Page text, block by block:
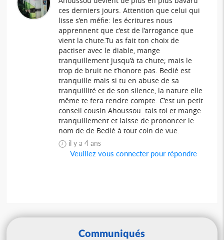
ces derniers jours. Attention que celui qui
lisse s’en méfie: les écritures nous
apprennent que c’est de l’arrogance que
vient la chute.Tu as fait ton choix de
pactiser avec le diable, mange
tranquillement jusqu’à ta chute; mais le
trop de bruit ne t’honore pas. Bedié est
tranquille mais si tu en abuse de sa
tranquillité et de son silence, la nature elle
même te fera rendre compte. C’est un petit
conseil cousin Ahoussou: tais toi et mange
tranquillement et laisse de prononcer le
nom de de Bedié à tout coin de vue.
il y a 4 ans
Veuillez vous connecter pour répondre
Communiqués